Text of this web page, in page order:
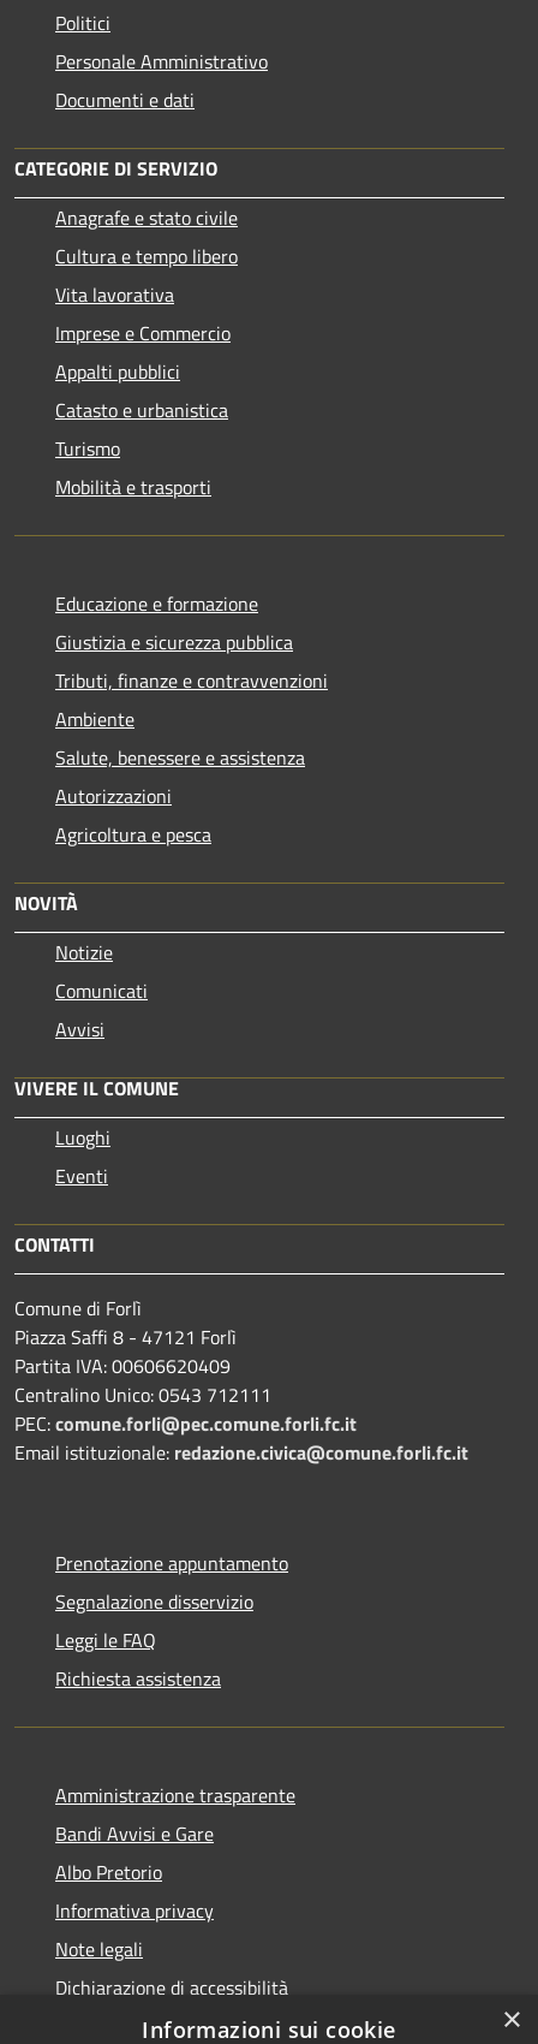
Politici
Personale Amministrativo
Documenti e dati
CATEGORIE DI SERVIZIO
Anagrafe e stato civile
Cultura e tempo libero
Vita lavorativa
Imprese e Commercio
Appalti pubblici
Catasto e urbanistica
Turismo
Mobilità e trasporti
Educazione e formazione
Giustizia e sicurezza pubblica
Tributi, finanze e contravvenzioni
Ambiente
Salute, benessere e assistenza
Autorizzazioni
Agricoltura e pesca
NOVITÀ
Notizie
Comunicati
Avvisi
VIVERE IL COMUNE
Luoghi
Eventi
CONTATTI
Comune di Forlì
Piazza Saffi 8 - 47121 Forlì
Partita IVA: 00606620409
Centralino Unico: 0543 712111
PEC:comune.forli@pec.comune.forli.fc.it
Email istituzionale: redazione.civica@comune.forli.fc.it
Prenotazione appuntamento
Segnalazione disservizio
Leggi le FAQ
Richiesta assistenza
Amministrazione trasparente
Bandi Avvisi e Gare
Albo Pretorio
Informativa privacy
Note legali
Dichiarazione di accessibilità
×
Informazioni sui cookie